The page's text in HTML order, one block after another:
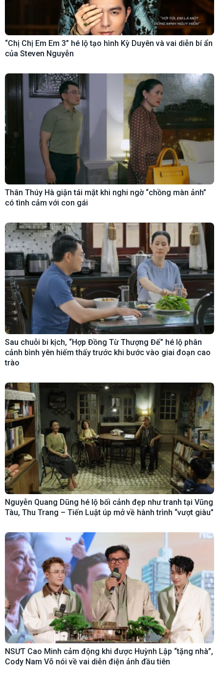
“Chị Chị Em Em 3” hé lộ tạo hình Kỳ Duyên và vai diễn bí ẩn
của Steven Nguyễn
Thân Thúy Hà giận tái mặt khi nghi ngờ “chồng màn ảnh”
có tình cảm với con gái
Sau chuỗi bi kịch, “Hợp Đồng Từ Thượng Đế” hé lộ phân
cảnh bình yên hiếm thấy trước khi bước vào giai đoạn cao
trào
Nguyễn Quang Dũng hé lộ bối cảnh đẹp như tranh tại Vũng
Tàu, Thu Trang – Tiến Luật úp mở về hành trình “vượt giàu”
NSƯT Cao Minh cảm động khi được Huỳnh Lập “tặng nhà”,
Cody Nam Võ nói về vai diễn điện ảnh đầu tiên